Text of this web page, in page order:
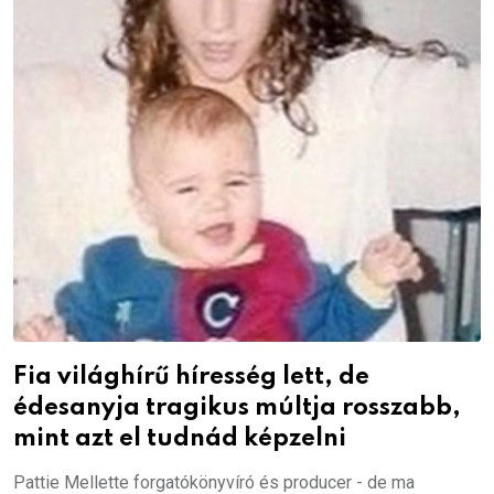
Fia világhírű híresség lett, de
édesanyja tragikus múltja rosszabb,
mint azt el tudnád képzelni
Pattie Mellette forgatókönyvíró és producer - de ma